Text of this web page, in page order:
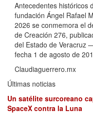
Antecedentes históricos
fundación Ángel Rafael
2026 se conmemora el
de Creación 276,
del Estado de Veracruz
fecha 1 de agosto de
Claudiaguerrero.mx
Últimas noticias
Un satélite surcoreano
SpaceX contra la Luna